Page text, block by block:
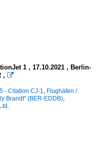
1 , 17.10.2021 , Berlin-
, 
- Citation CJ-1, Flughäfen /
Brandt" (BER-EDDB),